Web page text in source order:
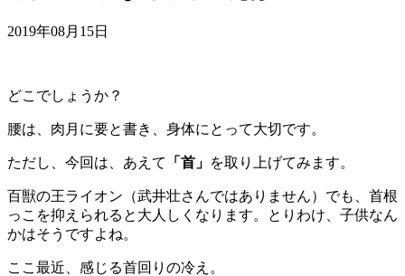
2019年08月15日
どこでしょうか？
腰は、肉月に要と書き、身体にとって大切です。
ただし、今回は、あえて 「首」 を取り上げてみます。
百獣の王ライオン（武井壮さんではありません）でも、首根
っこを抑えられると大人しくなります。とりわけ、子供なん
かはそうですよね。
ここ最近、感じる首回りの冷え。